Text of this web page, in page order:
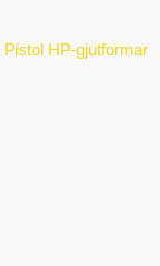
Pistol HP-gjutformar